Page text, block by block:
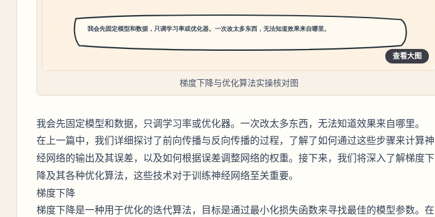
查看大图
梯度下降与优化算法实操核对图
我会先固定模型和数据，只调学习率或优化器。一次改太多东西，无法知道效果来自哪里。
在上一篇中，我们详细探讨了前向传播与反向传播的过程，了解了如何通过这些步骤来计算神
经网络的输出及其误差，以及如何根据误差调整网络的权重。接下来，我们将深入了解梯度下
降及其各种优化算法，这些技术对于训练神经网络至关重要。
梯度下降
梯度下降是一种用于优化的迭代算法，目标是通过最小化损失函数来寻找最佳的模型参数。在